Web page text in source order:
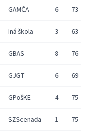
GAMČA 6 73
Iná škola 3 63
GBAS 8 76
GJGT 6 69
GPošKE 4 75
SZScenada 1 75